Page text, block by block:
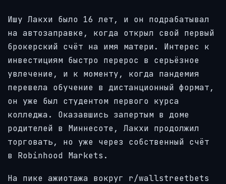
Ишу Лакхи было 16 лет, и он подрабатывал
на автозаправке, когда открыл свой первый
брокерский счёт на имя матери. Интерес к
инвестициям быстро перерос в серьёзное
увлечение, и к моменту, когда пандемия
перевела обучение в дистанционный формат,
он уже был студентом первого курса
колледжа. Оказавшись запертым в доме
родителей в Миннесоте, Лакхи продолжил
торговать, но уже через собственный счёт
в Robinhood Markets.
На пике ажиотажа вокруг r/wallstreetbets